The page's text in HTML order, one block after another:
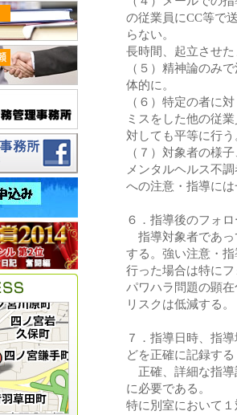
の従業員にCC等で
らない。
長時間、起立させ
（５）精神論のみ
体的に。
（６）特定の者に
ミスをした他の従
対しても平等に行う
（７）対象者の様
メンタルヘルス不調
への注意・指導に
６．指導後のフォ
指導対象者であっ
する。強い注意・指
行った場合は特に
パワハラ問題の顕在
リスクは低減する。
７．指導日時、指
どを正確に記録する
正確、詳細な指導
に必要である。
特に別室において